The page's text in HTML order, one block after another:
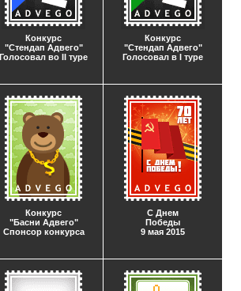
Конкурс
"Стендап Адвего"
Голосовал во II туре
Конкурс
"Стендап Адвего"
Голосовал в I туре
Конкурс
"Басни Адвего"
Спонсор конкурса
С Днем
Победы
9 мая 2015